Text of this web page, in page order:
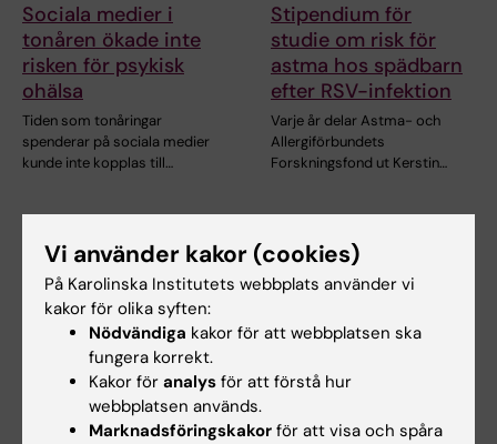
Sociala medier i
tonåren ökade inte
risken för psykisk
ohälsa
Tiden som tonåringar
spenderar på sociala medier
kunde inte kopplas till…
Stipendium för
studie om risk för
astma hos spädbarn
efter RSV-infektion
Varje år delar Astma- och
Allergiförbundets
Forskningsfond ut Kerstin…
11 jun 2026
Ny IMM-rapport:
10 jun 2026
Katt i hemmet verkar
Vi använder kakor (cookies)
På Karolinska Institutets webbplats använder vi
kakor för olika syften:
Nödvändiga kakor för att webbplatsen ska
fungera korrekt.
Kakor för analys för att förstå hur
webbplatsen används.
Marknadsföringskakor för att visa och spåra